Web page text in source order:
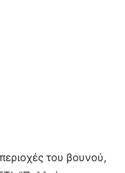
του βουνού,